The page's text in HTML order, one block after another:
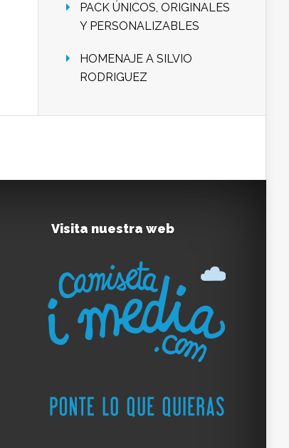
PACK ÚNICOS, ORIGINALES
Y PERSONALIZABLES
HOMENAJE A SILVIO
RODRIGUEZ
Visita nuestra web